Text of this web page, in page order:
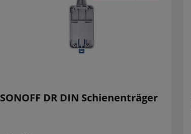
SONOFF DR DIN Schienenträger